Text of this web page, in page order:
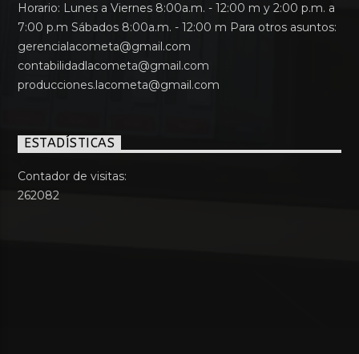
Horario: Lunes a Viernes 8:00a.m. - 12:00 m y 2:00 p.m. a
7:00 p.m Sábados 8:00a.m. - 12:00 m Para otros asuntos:
gerencialacometa@gmail.com
contabilidadlacometa@gmail.com
producciones.lacometa@gmail.com
ESTADÍSTICAS
Contador de visitas:
262082